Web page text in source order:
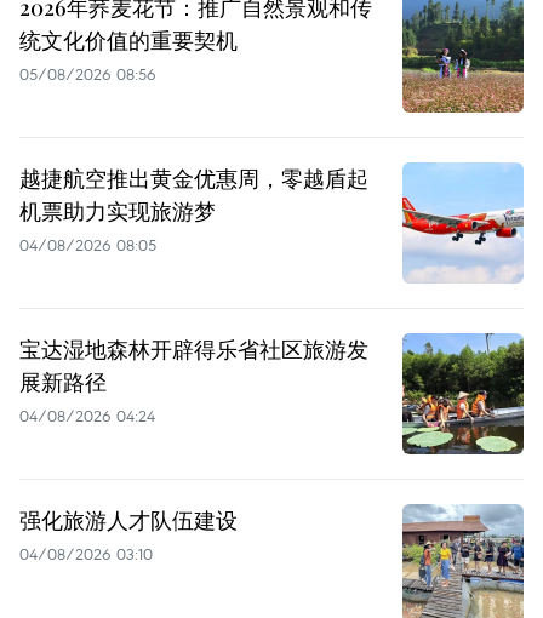
2026年荞麦花节：推广自然景观和传
统文化价值的重要契机
05/08/2026 08:56
越捷航空推出黄金优惠周，零越盾起
机票助力实现旅游梦
04/08/2026 08:05
宝达湿地森林开辟得乐省社区旅游发
展新路径
04/08/2026 04:24
强化旅游人才队伍建设
04/08/2026 03:10